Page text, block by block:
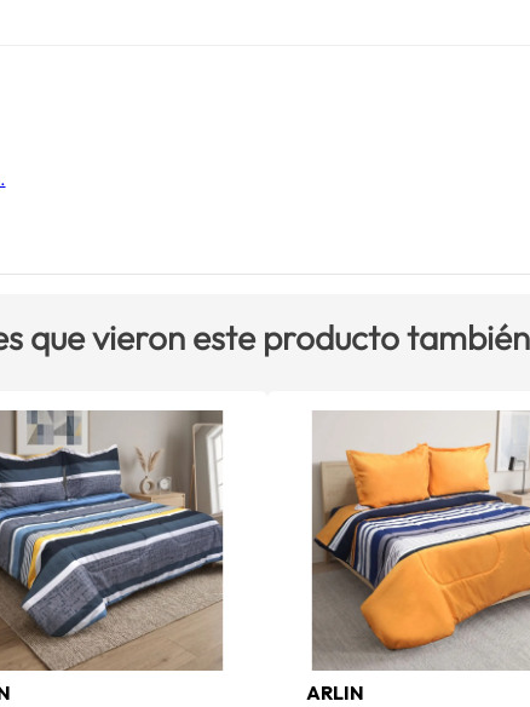
que vieron este producto
ARLIN